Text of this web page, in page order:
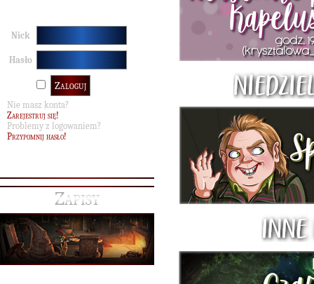
Nick
Hasło
Nie masz konta?
Zarejestruj się!
Problemy z logowaniem?
Przypomnij hasło!
Zapisy